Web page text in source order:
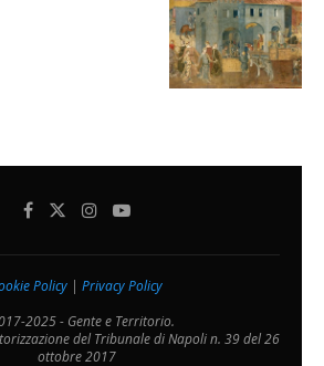
Policy | Privacy Policy
2025 - Gente e Territorio.
del Tribunale di Napoli n. 39 del 26
ottobre 2017